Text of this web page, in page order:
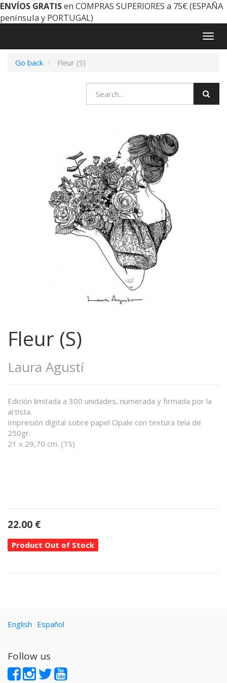
ENVÍOS GRATISen COMPRAS SUPERIORES a 75€ (ESPAÑA
península y PORTUGAL)
Go back
Fleur (S)
Fleur (S)
Laura Agustí
Edición limitada a 300 unidades, numerada y firmada por la
artista.
Impresión digital sobre papel Opale con textura tela de
250gr.
21 x 29,70 cm. (TS)
22.00 €
Product Out of Stock
English Español
Follow us